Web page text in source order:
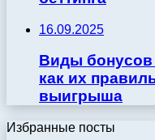
16.09.2025
Виды бонусов
как их
выигрыша
Избранные посты